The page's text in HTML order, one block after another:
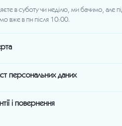
в суботу чи неділю, ми бачимо, але
вже в пн після 10:00.
персональних даних
і повернення